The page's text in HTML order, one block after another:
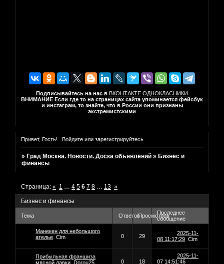
Подписывайтесь на нас в ВКОНТАКТЕ ОДНОКЛАСНИКИ
ВНИМАНИЕ Если где то на страницах сайта упоминается фейсбук
и инстаграм, то знайте, что в России они признаны
экстремистскими
Привет, Гость! Войдитеили зарегистрируйтесь.
» Град Москва. Новости. Доска объявлений » Бизнес и
финансы
Бизнес и финансы
Страница:« 1 4 5 6 7 8 13 »
Тема ОтветовПросмотровПоследнее
сообщение
Манекен для небольшого
ателье Cim 0 29
2025-11-
08 11:17:29 Cim
Прибыльная франшиза
мясной лавки Dorou25 0 18
2025-11-
07 14:51:46